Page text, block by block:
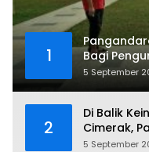
1
Bagi
5 September
2
Di Balik
Cimerak,
5 September